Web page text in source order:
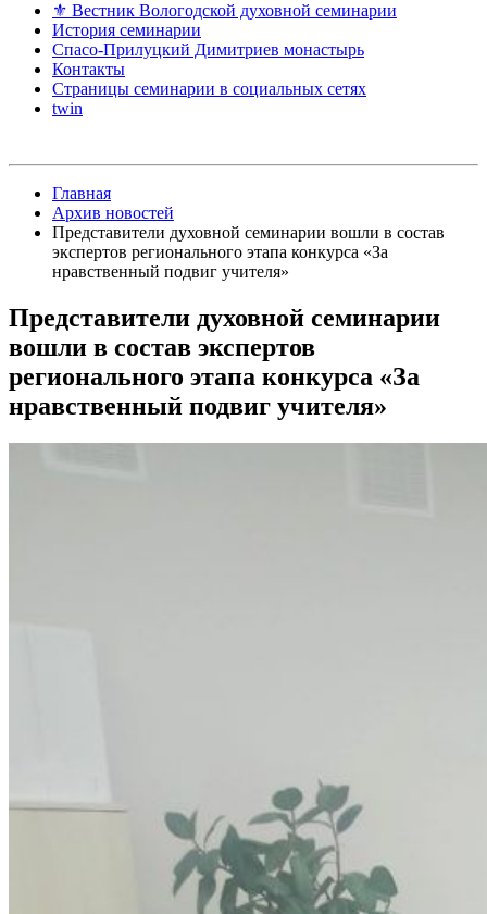
⚜ Вестник Вологодской духовной семинарии
История семинарии
Спасо-Прилуцкий Димитриев монастырь
Контакты
Страницы семинарии в социальных сетях
twin
Главная
Архив новостей
Представители духовной семинарии вошли в состав
экспертов регионального этапа конкурса «За
нравственный подвиг учителя»
Представители духовной семинарии
вошли в состав экспертов
регионального этапа конкурса «За
нравственный подвиг учителя»